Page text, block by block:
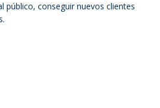
público, conseguir nuevos clientes